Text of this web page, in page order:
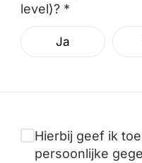
level)? *
Ja
Hierbij geef ik
persoonlijke